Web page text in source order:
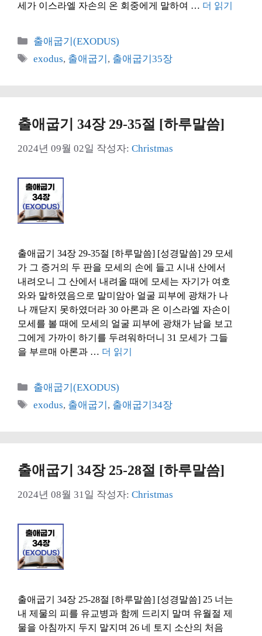
세가 이스라엘 자손의 온 회중에게 말하여 … 더 읽기
카
출애굽기(EXODUS)
태
exodus, 출애굽기 , 출애굽기35장
출애굽기 34장 29-35절 [하루말씀]
2024년 09월 02일 작성자: Christmas
출애굽기 34장 29-35절 [하루말씀] [성경말씀] 29 모세
가 그 증거의 두 판을 모세의 손에 들고 시내 산에서
내려오니 그 산에서 내려올 때에 모세는 자기가 여호
와와 말하였음으로 말미암아 얼굴 피부에 광채가 나
나 깨닫지 못하였더라 30 아론과 온 이스라엘 자손이
모세를 볼 때에 모세의 얼굴 피부에 광채가 남을 보고
그에게 가까이 하기를 두려워하더니 31 모세가 그들
을 부르매 아론과 … 더 읽기
카
출애굽기(EXODUS)
태
exodus, 출애굽기 , 출애굽기34장
출애굽기 34장 25-28절 [하루말씀]
2024년 08월 31일 작성자: Christmas
출애굽기 34장 25-28절 [하루말씀] [성경말씀] 25 너는
내 제물의 피를 유교병과 함께 드리지 말며 유월절 제
물을 아침까지 두지 말지며 26 네 토지 소산의 처음